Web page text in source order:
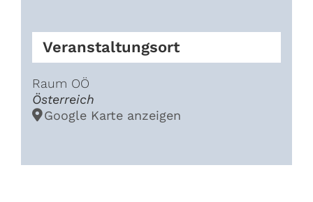
Veranstaltungsort
Raum OÖ
Österreich
Google Karte anzeigen